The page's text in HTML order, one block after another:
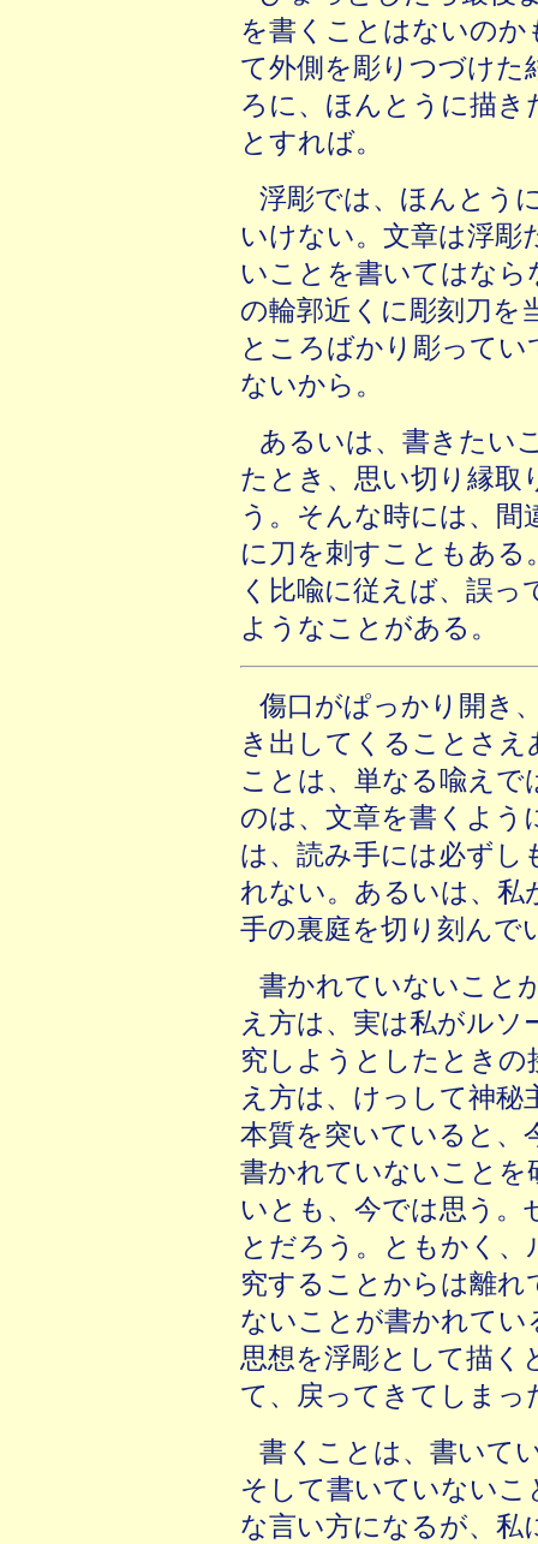
を書くことはないの
て外側を彫りつづけた
ろに、ほんとうに描
とすれば。
浮彫では、ほんとう
いけない。文章は浮
いことを書いてはな
の輪郭近くに彫刻刀を
ところばかり彫って
ないから。
あるいは、書きたい
たとき、思い切り縁取
う。そんな時には、
に刀を刺すこともある
く比喩に従えば、誤
ようなことがある。
傷口がぱっかり開き
き出してくることさ
ことは、単なる喩え
のは、文章を書くよ
は、読み手には必ず
れない。あるいは、私
手の裏庭を切り刻んで
書かれていないこと
え方は、実は私がルソ
究しようとしたとき
え方は、けっして神秘
本質を突いていると、
書かれていないこと
いとも、今では思う
とだろう。ともかく
究することからは離
ないことが書かれてい
思想を浮彫として描く
て、戻ってきてしまっ
書くことは、書いて
そして書いていない
な言い方になるが、私